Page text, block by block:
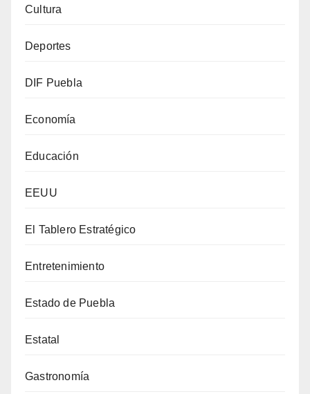
Cultura
Deportes
DIF Puebla
Economía
Educación
EEUU
El Tablero Estratégico
Entretenimiento
Estado de Puebla
Estatal
Gastronomía